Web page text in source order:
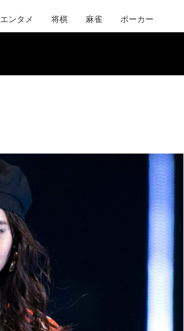
エンタメ 将棋 麻雀 ポーカー